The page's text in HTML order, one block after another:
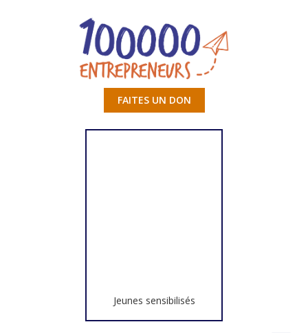
FAITES UN DON
Jeunes sensibilisés